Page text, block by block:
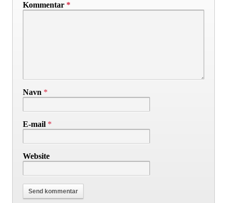
Kommentar *
Navn *
E-mail *
Website